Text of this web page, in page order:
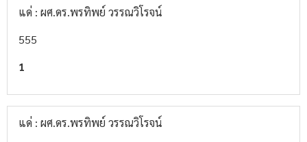
แด่ : ผศ.ดร.พรทิพย์ วรรณวิโรจน์
555
1
แด่ : ผศ.ดร.พรทิพย์ วรรณวิโรจน์